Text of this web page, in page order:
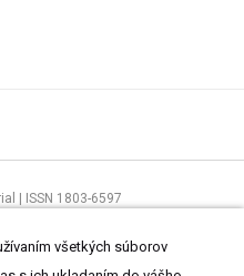
| ISSN 1803-6597
osobných údajov
všetkých súborov